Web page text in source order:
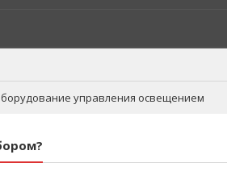
управления освещением